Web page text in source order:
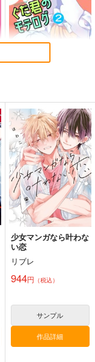
Fate/GOMEMO10
ワダメモ
785円（税込）
サンプル
カート
刑部姫 豪華客船へ行
んじゃめな本舗
605 （税込）
ぐだ君のモテログ２
PONZOOM
1,320円（税込）
モルガン
サンプル
作品詳細
少女マンガなら叶わな
い恋
リブレ
944円 （税込）
サンプル
作品詳細